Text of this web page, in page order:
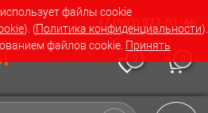
файлы cookie
). (Политика конфиденциальности).
файлов cookie. Принять
+7 (903) 927-91-46